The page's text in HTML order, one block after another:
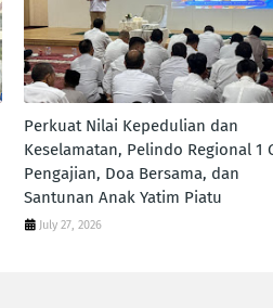
Perkuat Nilai Kepedulian dan
Keselamatan, Pelindo Regional 1
Pengajian, Doa Bersama, dan
Santunan Anak Yatim Piatu
July 27, 2026